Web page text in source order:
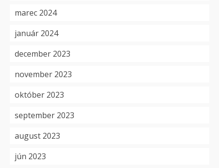
marec 2024
január 2024
december 2023
november 2023
október 2023
september 2023
august 2023
jún 2023